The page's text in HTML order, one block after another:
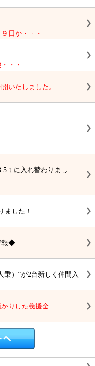
日か・・・
・・
いたしました。
ｔに入れ替わりまし
ました！
報◆
）”が2台新しく仲間入
りした義援金